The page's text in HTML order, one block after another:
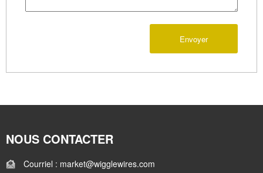
Envoyer
NOUS CONTACTER
Courriel : market@wigglewires.com